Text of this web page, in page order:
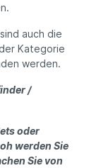
auch die
Kategorie
werden.
/
oder
werden Sie
Sie von